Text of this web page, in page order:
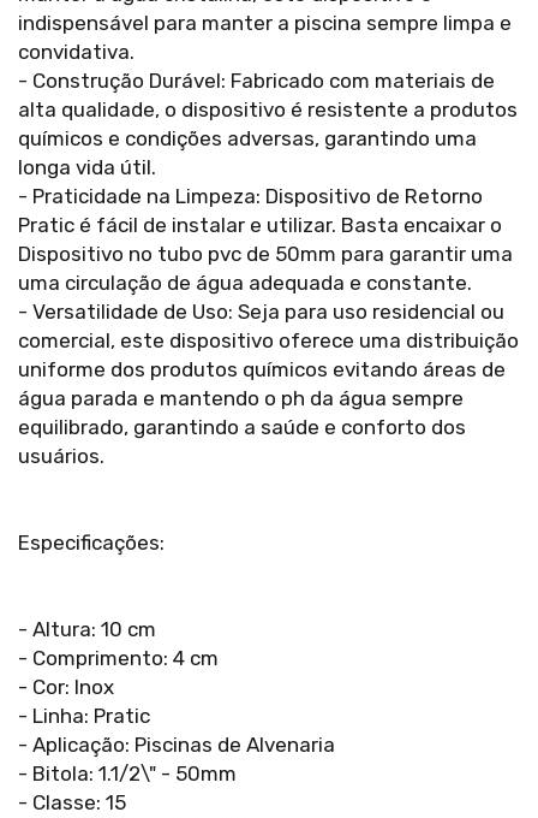
indispensável para manter a piscina sempre limpa e
convidativa.
- Construção Durável: Fabricado com materiais de
alta qualidade, o dispositivo é resistente a produtos
químicos e condições adversas, garantindo uma
longa vida útil.
- Praticidade na Limpeza: Dispositivo de Retorno
Pratic é fácil de instalar e utilizar. Basta encaixar o
Dispositivo no tubo pvc de 50mm para garantir uma
uma circulação de água adequada e constante.
- Versatilidade de Uso: Seja para uso residencial ou
comercial, este dispositivo oferece uma distribuição
uniforme dos produtos químicos evitando áreas de
água parada e mantendo o ph da água sempre
equilibrado, garantindo a saúde e conforto dos
usuários.
Especificações:
- Altura: 10 cm
- Comprimento: 4 cm
- Cor: Inox
- Linha: Pratic
- Aplicação: Piscinas de Alvenaria
- Bitola: 1.1/2\" - 50mm
- Classe: 15